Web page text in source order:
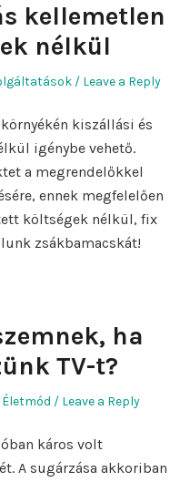
kellemetlen
nélkül
Leave a Reply
kiszállási és
igénybe vehető.
a megrendelőkkel
ennek megfelelően
költségek nélkül, fix
zsákbamacskát!
ha
TV-t?
Posted
Életmód Leave a Reply
káros volt
A sugárzása akkoriban